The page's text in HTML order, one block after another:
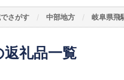
さがす 中部地方 岐阜県飛
礼品一覧